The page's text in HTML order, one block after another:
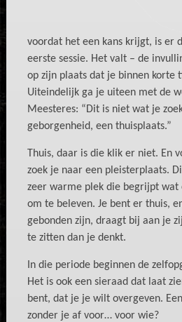
voordat het een kans krijgt, is er
eerste sessie. Het valt – de
op zijn plaats dat je binnen korte
Uiteindelijk ga je uiteen met de
Meesteres: “Dit is niet wat je
geborgenheid, een thuisplaats.”
Thuis, daar is die klik er niet. En
zoek je naar een pleisterplaats.
zeer warme plek die begrijpt wat
om te beleven. Je bent er thuis,
gebonden zijn, draagt bij aan je
te zitten dan je denkt.
In die periode beginnen de
Het is ook een sieraad dat laat
bent, dat je je wilt overgeven.
zonder je af voor… voor wie?